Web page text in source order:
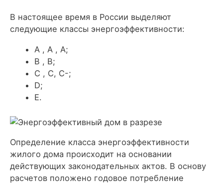
В настоящее время в России выделяют
следующие классы энергоэффективности:
A , A , A;
B , B;
C , C, C-;
D;
E.
Определение класса энергоэффективности
жилого дома происходит на основании
действующих законодательных актов. В основу
расчетов положено годовое потребление